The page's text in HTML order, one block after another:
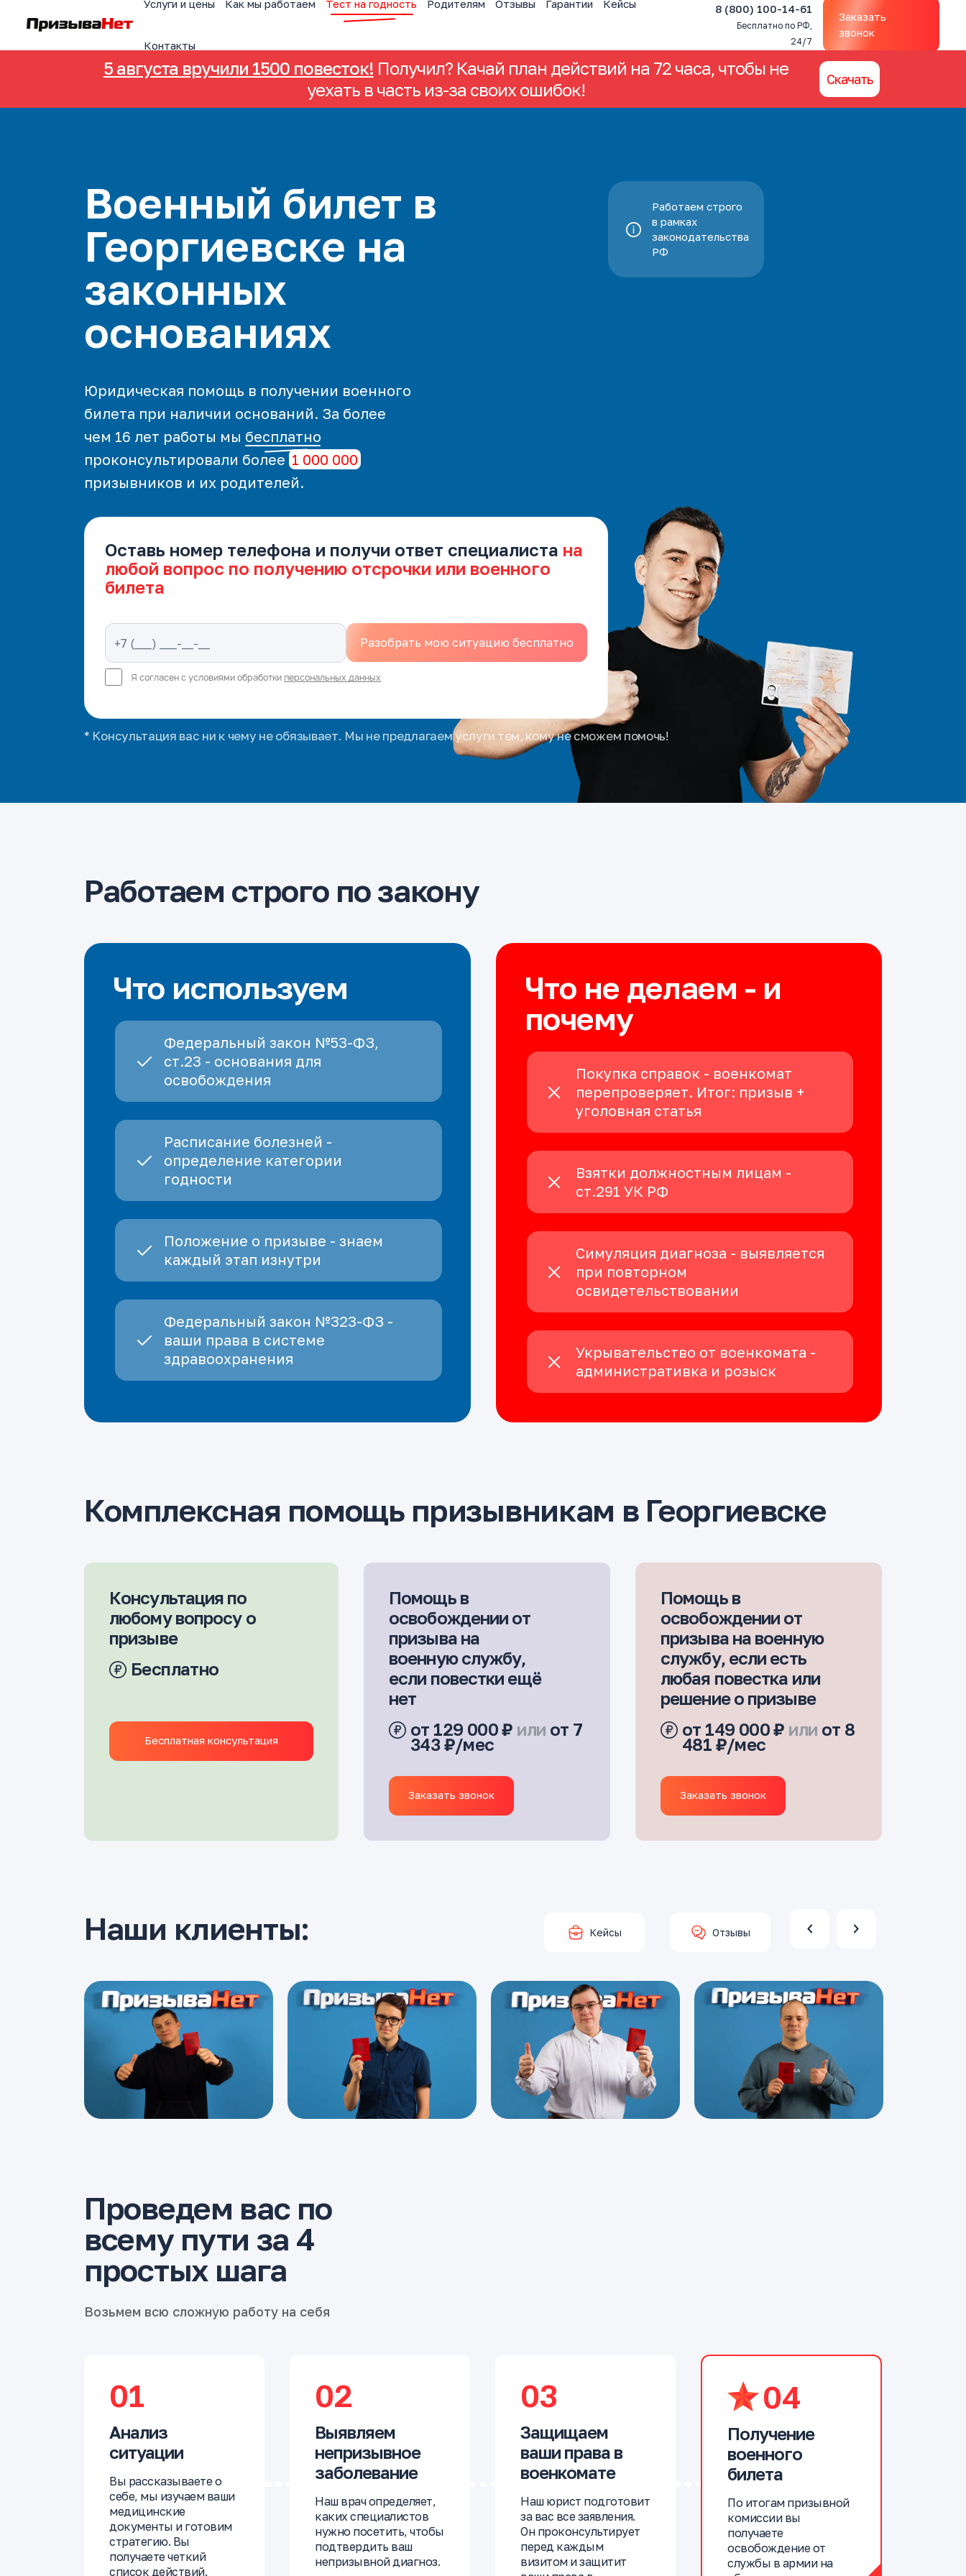
Услуги и цены Как мы работаем Тест на годность Родителям Отзывы Гарантии Кейсы
Контакты
8 (800) 100-14-61
Бесплатно по РФ,
24/7
Заказать
звонок
5 августа вручили 1500 повесток! Получил? Качай план действий на 72 часа, чтобы не
уехать в часть из-за своих ошибок!
Скачать
Военный билет в
Георгиевске на
законных
основаниях
Юридическая помощь в получении военного
билета при наличии оснований. За более
чем 16 лет работы мы бесплатно
проконсультировали более 1 000 000
призывников и их родителей.
Оставь номер телефона и получи ответ специалиста на
любой вопрос по получению отсрочки или военного
билета
Я согласен с условиями обработки персональных данных
Работаем строго
в рамках
законодательства
РФ
* Консультация вас ни к чему не обязывает. Мы не предлагаем услуги тем, кому не сможем помочь!
Работаем строго по закону
Что используем
Федеральный закон №53-ФЗ,
ст.23 - основания для
освобождения
Расписание болезней -
определение категории
годности
Положение о призыве - знаем
каждый этап изнутри
Федеральный закон №323-ФЗ -
ваши права в системе
здравоохранения
Что не делаем - и
почему
Покупка справок - военкомат
перепроверяет. Итог: призыв +
уголовная статья
Взятки должностным лицам -
ст.291 УК РФ
Симуляция диагноза - выявляется
при повторном
освидетельствовании
Укрывательство от военкомата -
административка и розыск
Комплексная помощь призывникам в Георгиевске
Консультация по
любому вопросу о
призыве
Бесплатно
Бесплатная консультация
Помощь в
освобождении от
призыва на
военную службу,
если повестки ещё
нет
от 129 000 ₽ или от 7
343 ₽/мес
Заказать звонок
Помощь в
освобождении от
призыва на военную
службу, если есть
любая повестка или
решение о призыве
от 149 000 ₽ или от 8
481 ₽/мес
Заказать звонок
Наши клиенты: Кейсы Отзывы
Проведем вас по
всему пути за 4
простых шага
Возьмем всю сложную работу на себя
01
Анализ
ситуации
Вы рассказываете о
себе, мы изучаем ваши
медицинские
документы и готовим
стратегию. Вы
получаете четкий
список действий.
02
Выявляем
непризывное
заболевание
Наш врач определяет,
каких специалистов
нужно посетить, чтобы
подтвердить ваш
непризывной диагноз.
03
Защищаем
ваши права в
военкомате
Наш юрист подготовит
за вас все заявления.
Он проконсультирует
перед каждым
визитом и защитит
04
Получение
военного
билета
По итогам призывной
комиссии вы
получаете
освобождение от
службы в армии на